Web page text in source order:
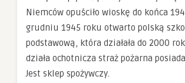
Niemców opuściło wioskę do końca
grudniu 1945 roku otwarto polską
podstawową, która działała do 2000
działa ochotnicza straż pożarna
Jest sklep spożywczy.